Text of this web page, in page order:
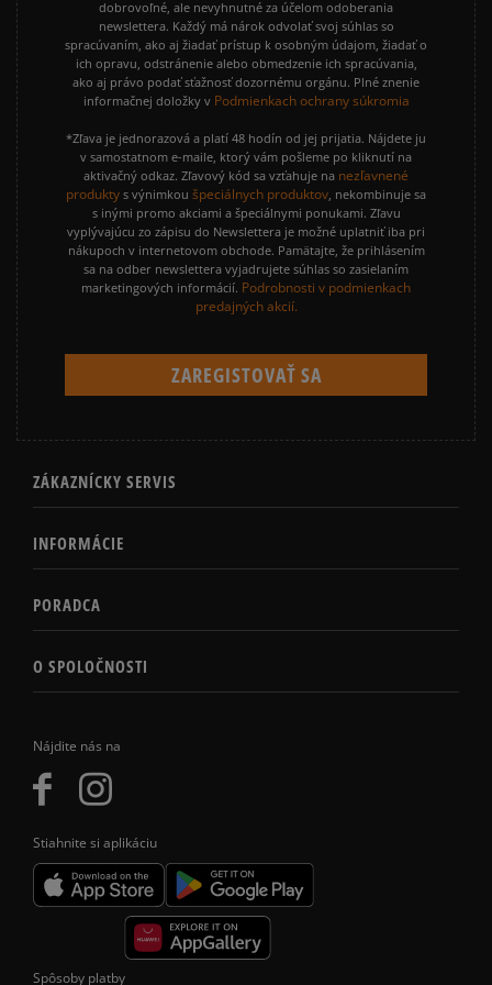
Nájdite nás na
Stiahnite si aplikáciu
dobrovoľné, ale nevyhnutné za účelom odoberania
newslettera. Každý má nárok odvolať svoj súhlas so
spracúvaním, ako aj žiadať prístup k osobným údajom, žiadať o
ich opravu, odstránenie alebo obmedzenie ich spracúvania,
ako aj právo podať sťažnosť dozornému orgánu. Plné znenie
informačnej doložky v Podmienkach ochrany súkromia
*Zľava je jednorazová a platí 48 hodín od jej prijatia. Nájdete ju
v samostatnom e-maile, ktorý vám pošleme po kliknutí na
aktivačný odkaz. Zľavový kód sa vzťahuje na nezľavnené
produkty s výnimkou špeciálnych produktov, nekombinuje sa
s inými promo akciami a špeciálnymi ponukami. Zľavu
vyplývajúcu zo zápisu do Newslettera je možné uplatniť iba pri
nákupoch v internetovom obchode. Pamätajte, že prihlásením
sa na odber newslettera vyjadrujete súhlas so zasielaním
marketingových informácií. Podrobnosti v podmienkach
predajných akcií.
ZÁKAZNÍCKY SERVIS
INFORMÁCIE
PORADCA
O SPOLOČNOSTI
Spôsoby platby